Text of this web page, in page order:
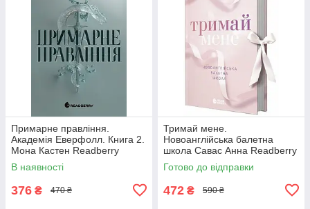
Примарне правління.
Академія Еверфолл. Книга 2.
Мона Кастен Readberry
В наявності
376 ₴ 470 ₴
Тримай мене.
Новоанглійська балетна
школа Савас Анна Readberry
Готово до відправки
472 ₴ 590 ₴